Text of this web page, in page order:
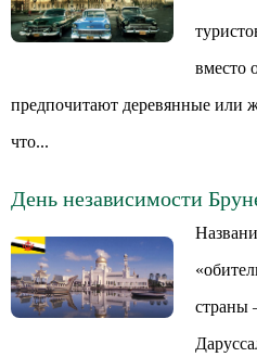
вместо
предпочитают деревянные или
что...
День независимости
страны